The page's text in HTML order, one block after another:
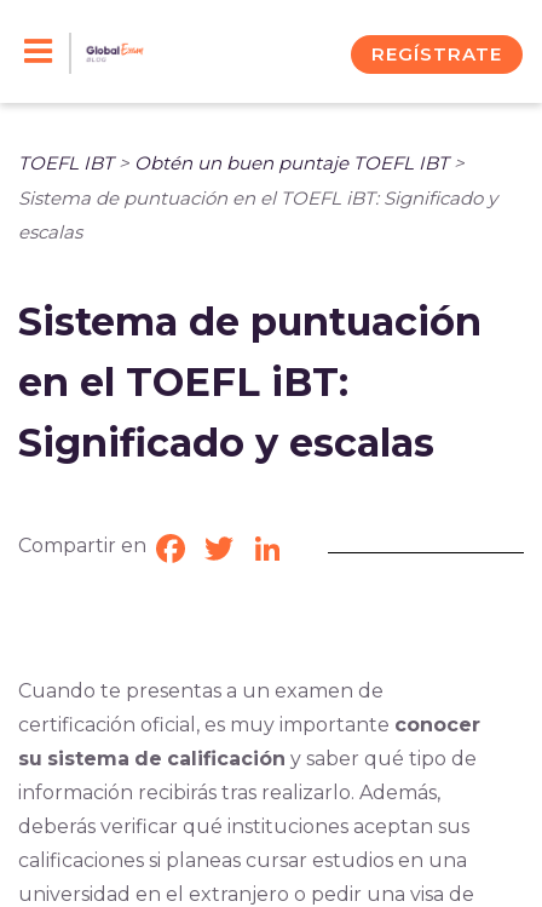
REGÍSTRATE
TOEFL IBT> Obtén un buen puntaje TOEFL IBT>
Sistema de puntuación en el TOEFL iBT: Significado y
escalas
Sistema de puntuación
en el TOEFL iBT:
Significado y escalas
Compartir en Facebook
TwitterLinkedIn
Cuando te presentas a un examen de
certificación oficial, es muy importante conocer
su sistema de calificación y saber qué tipo de
información recibirás tras realizarlo. Además,
deberás verificar qué instituciones aceptan sus
calificaciones si planeas cursar estudios en una
universidad en el extranjero o pedir una visa de